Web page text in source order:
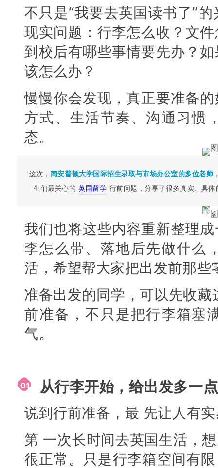
不只是“我要去英国读书了”
现实问题：行李怎么收？文
到校后有哪些事情要先办？
该怎么办？
慢慢你会发现，真正要准备
方式、生活节奏、沟通习惯
态。
这次， 南安普顿大学国际招生录取与市场办公室的多位老师
生们最关心的 英国留学 行前问题，分享了很多真实、具体
我们也将这些内容重新整理
李怎么带、落地后先做什么
活，希望帮大家把出发前那些
准备出发的同学，可以先收藏
前准备，不只是把行李箱塞
气。
01 从行李开始，给出发多一
说到行前准备，最 先让人有
第 一次长时间去英国生活，
很正常。只是行李箱空间有